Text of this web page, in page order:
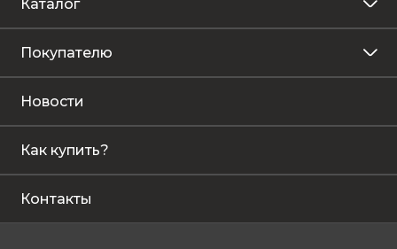
Каталог
Покупателю
Новости
Как купить?
Контакты